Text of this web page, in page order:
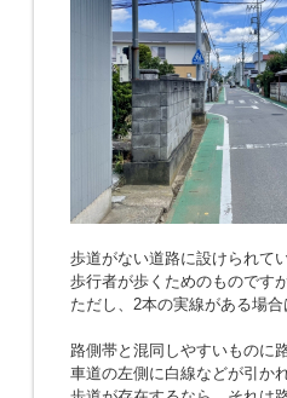
歩道がない道路に設けられて
歩行者が歩くためのものです
ただし、2本の実線がある場合
路側帯と混同しやすいものに
車道の左側に白線などが引か